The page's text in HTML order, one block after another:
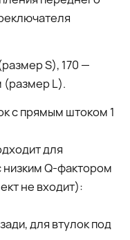
S), 170 —
(размер L).
с прямым штоком 1
для
низким Q-фактором
не входит):
для втулок под